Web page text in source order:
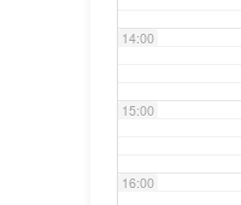
14:00
15:00
16:00